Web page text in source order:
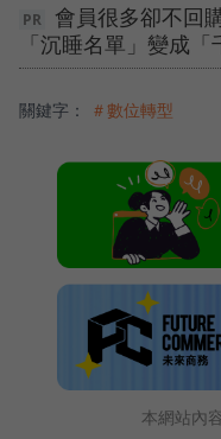
會員很多卻不回
「沉睡名單」變成
關鍵字： ＃數位轉型
本網站內